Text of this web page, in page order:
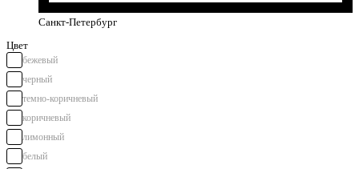
Санкт-Петербург
Цвет
бежевый
черный
темно-коричневый
коричневый
лимонный
белый